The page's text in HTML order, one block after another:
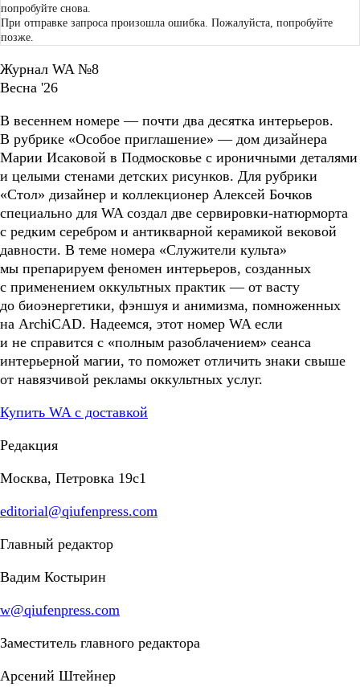
попробуйте снова.
При отправке запроса произошла ошибка. Пожалуйста, попробуйте
позже.
Журнал WA №8
Весна '26
В весеннем номере — почти два десятка интерьеров.
В рубрике «Особое приглашение» — дом дизайнера
Марии Исаковой в Подмосковье с ироничными деталями
и целыми стенами детских рисунков. Для рубрики
«Стол» дизайнер и коллекционер Алексей Бочков
специально для WA создал две сервировки-натюрморта
с редким серебром и антикварной керамикой вековой
давности. В теме номера «Служители культа»
мы препарируем феномен интерьеров, созданных
с применением оккультных практик — от васту
до биоэнергетики, фэншуя и анимизма, помноженных
на ArchiCAD. Надеемся, этот номер WA если
и не справится с «полным разоблачением» сеанса
интерьерной магии, то поможет отличить знаки свыше
от навязчивой рекламы оккультных услуг.
Купить WA с доставкой
Редакция
Москва, Петровка 19с1
editorial@qiufenpress.com
Главный редактор
Вадим Костырин
w@qiufenpress.com
Заместитель главного редактора
Арсений Штейнер